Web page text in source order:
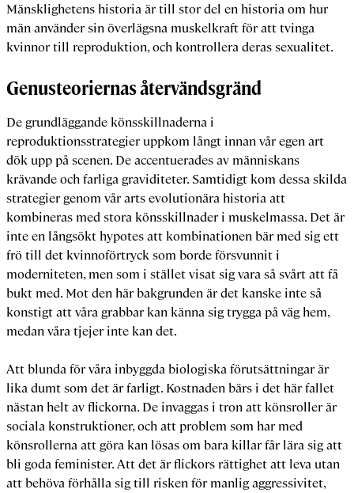
Mänsklighetens historia är till stor del en historia om hur
män använder sin överlägsna muskelkraft för att tvinga
kvinnor till reproduktion, och kontrollera deras sexualitet.
Genusteoriernas återvändsgränd
De grundläggande könsskillnaderna i
reproduktionsstrategier uppkom långt innan vår egen art
dök upp på scenen. De accentuerades av människans
krävande och farliga graviditeter. Samtidigt kom dessa skilda
strategier genom vår arts evolutionära historia att
kombineras med stora könsskillnader i muskelmassa. Det är
inte en långsökt hypotes att kombinationen bär med sig ett
frö till det kvinnoförtryck som borde försvunnit i
moderniteten, men som i stället visat sig vara så svårt att få
bukt med. Mot den här bakgrunden är det kanske inte så
konstigt att våra grabbar kan känna sig trygga på väg hem,
medan våra tjejer inte kan det.
Att blunda för våra inbyggda biologiska förutsättningar är
lika dumt som det är farligt. Kostnaden bärs i det här fallet
nästan helt av flickorna. De invaggas i tron att könsroller är
sociala konstruktioner, och att problem som har med
könsrollerna att göra kan lösas om bara killar får lära sig att
bli goda feminister. Att det är flickors rättighet att leva utan
att behöva förhålla sig till risken för manlig aggressivitet,